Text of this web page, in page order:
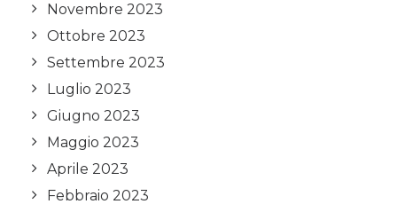
Novembre 2023
Ottobre 2023
Settembre 2023
Luglio 2023
Giugno 2023
Maggio 2023
Aprile 2023
Febbraio 2023